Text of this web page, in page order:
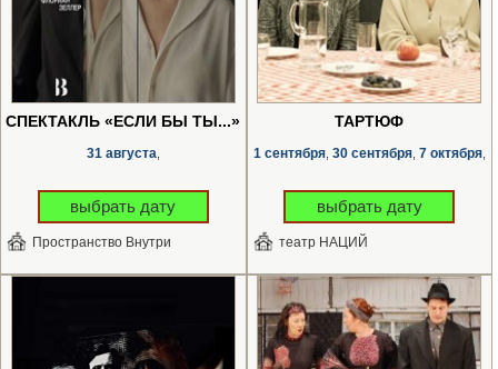
СПЕКТАКЛЬ «ЕСЛИ БЫ ТЫ...»
31 августа
выбрать дату
Пространство Внутри
ТАРТЮФ
1 сентября, 30 сентября, 7 октября,
выбрать дату
театр НАЦИЙ